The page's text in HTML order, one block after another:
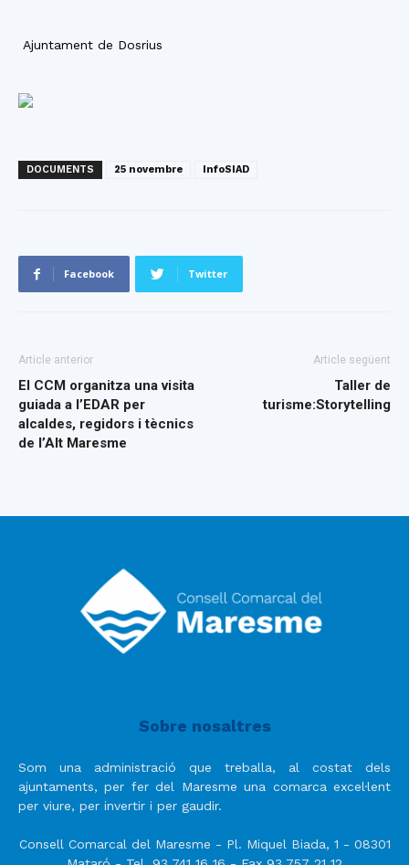
Ajuntament de Dosrius
DOCUMENTS 25 novembre InfoSIAD
Facebook Twitter
Article anterior
El CCM organitza una visita
guiada a l’EDAR per
alcaldes, regidors i tècnics
de l’Alt Maresme
Article següent
Taller de
turisme:Storytelling
Sobre nosaltres
Som una administració que treballa, al costat dels
ajuntaments, per fer del Maresme una comarca excel·lent
per viure, per invertir i per gaudir.
Consell Comarcal del Maresme - Pl. Miquel Biada, 1 - 08301